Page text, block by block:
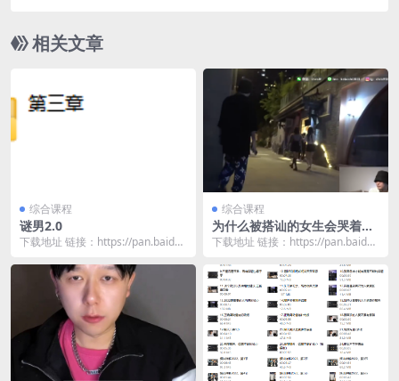
相关文章
综合课程
谜男2.0
下载地址 链接：https://pan.baidu.
综合课程
为什么被搭讪的女生会哭着拒
绝柯老师？
下载地址 链接：https://pan.baidu.